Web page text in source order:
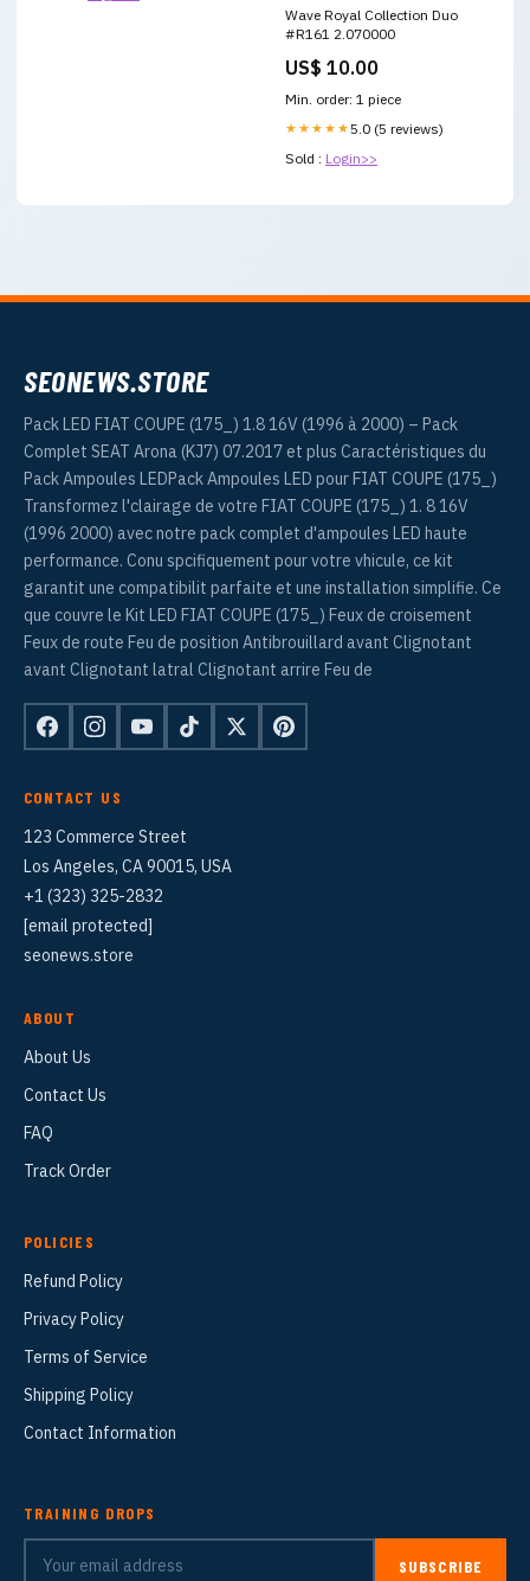
Wave Royal Collection Duo
#R161 2.070000
US$ 10.00
Min. order: 1 piece
★★★★★5.0 (5 reviews)
Sold : Login>>
SEONEWS.STORE
Pack LED FIAT COUPE (175_) 1.8 16V (1996 à 2000) – Pack
Complet SEAT Arona (KJ7) 07.2017 et plus Caractéristiques du
Pack Ampoules LEDPack Ampoules LED pour FIAT COUPE (175_)
Transformez l'clairage de votre FIAT COUPE (175_) 1. 8 16V
(1996 2000) avec notre pack complet d'ampoules LED haute
performance. Conu spcifiquement pour votre vhicule, ce kit
garantit une compatibilit parfaite et une installation simplifie. Ce
que couvre le Kit LED FIAT COUPE (175_) Feux de croisement
Feux de route Feu de position Antibrouillard avant Clignotant
avant Clignotant latral Clignotant arrire Feu de
CONTACT US
123 Commerce Street
Los Angeles, CA 90015, USA
+1 (323) 325-2832
[email protected]
seonews.store
ABOUT
About Us
Contact Us
FAQ
Track Order
POLICIES
Refund Policy
Privacy Policy
Terms of Service
Shipping Policy
Contact Information
TRAINING DROPS
SUBSCRIBE